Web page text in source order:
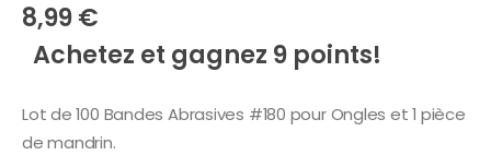
8,99€
Achetez et gagnez 9 points!
Lot de 100 Bandes Abrasives #180 pour Ongles et 1 pièce
de mandrin.